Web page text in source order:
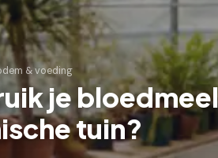
& voeding
je
tuin?